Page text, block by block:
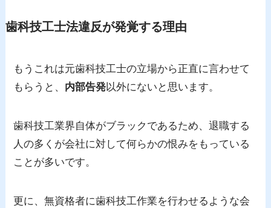
歯科技工士法違反が発覚する理由
もうこれは元歯科技工士の立場から正直に言わせて
もらうと、 内部告発以外にないと思います。
歯科技工業界自体がブラックであるため、退職する
人の多くが会社に対して何らかの恨みをもっている
ことが多いです。
更に、無資格者に歯科技工作業を行わせるような会